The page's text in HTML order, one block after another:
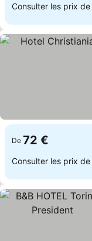
Consulter les prix de
De 72 €
Consulter les prix de